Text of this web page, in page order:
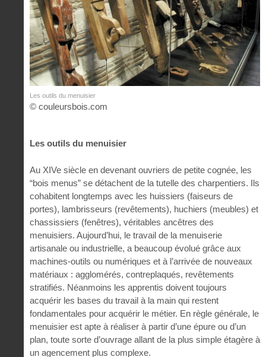
Les outils du menuisier
© couleursbois.com
Les outils du menuisier
Au XIVe siècle en devenant ouvriers de petite cognée, les
“bois menus” se détachent de la tutelle des charpentiers. Ils
cohabitent longtemps avec les huissiers (faiseurs de
portes), lambrisseurs (revêtements), huchiers (meubles) et
chassissiers (fenêtres), véritables ancêtres des
menuisiers. Aujourd’hui, le travail de la menuiserie
artisanale ou industrielle, a beaucoup évolué grâce aux
machines-outils ou numériques et à l’arrivée de nouveaux
matériaux : agglomérés, contreplaqués, revêtements
stratifiés. Néanmoins les apprentis doivent toujours
acquérir les bases du travail à la main qui restent
fondamentales pour acquérir le métier. En règle générale, le
menuisier est apte à réaliser à partir d’une épure ou d’un
plan, toute sorte d’ouvrage allant de la plus simple étagère à
un agencement plus complexe.